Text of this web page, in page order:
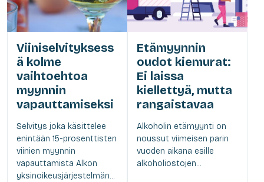
Viiniselvityksess
ä kolme
vaihtoehtoa
myynnin
vapauttamiseksi
Selvitys joka käsittelee
enintään 15-prosenttisten
viinien myynnin
vapauttamista Alkon
yksinoikeusjärjestelmän...
Etämyynnin
oudot kiemurat:
Ei laissa
kiellettyä, mutta
rangaistavaa
Alkoholin etämyynti on
noussut viimeisen parin
vuoden aikana esille
alkoholiostojen...